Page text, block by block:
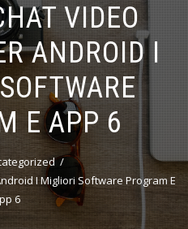
VIDEO
ANDROID I
E APP 6
I Migliori Software Program E
6